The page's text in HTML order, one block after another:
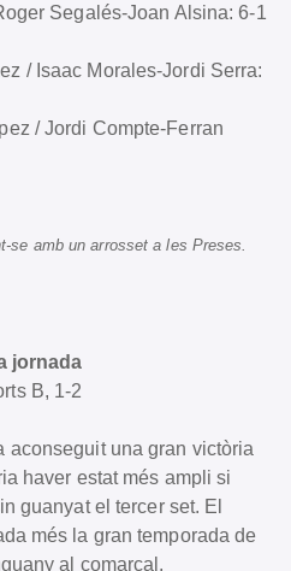
Segalés-Joan Alsina: 6-1
/ Isaac Morales-Jordi Serra:
/ Jordi Compte-Ferran
se amb un arrosset a les Preses.
jornada
B, 1-2
aconseguit una gran victòria
haver estat més ampli si
guanyat el tercer set. El
més la gran temporada de
al comarcal.